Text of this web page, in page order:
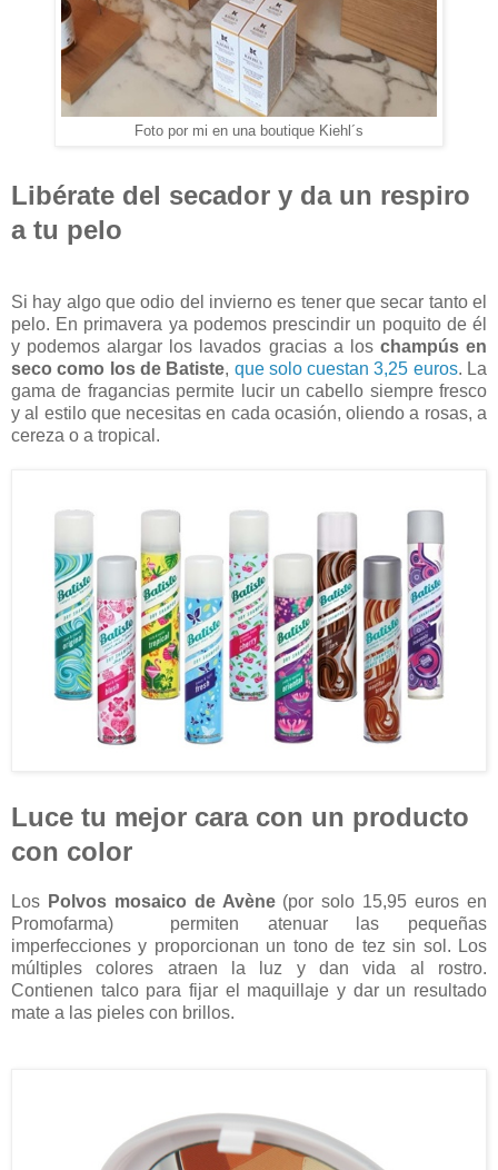
Foto por mi en una boutique Kiehl´s
Libérate del secador y da un respiro
a tu pelo
Si hay algo que odio del invierno es tener que secar tanto el
pelo. En primavera ya podemos prescindir un poquito de él
y podemos alargar los lavados gracias a los champús en
seco como los de Batiste, que solo cuestan 3,25 euros. La
gama de fragancias permite lucir un cabello siempre fresco
y al estilo que necesitas en cada ocasión, oliendo a rosas, a
cereza o a tropical.
Luce tu mejor cara con un producto
con color
Los Polvos mosaico de Avène(por solo 15,95 euros en
Promofarma) permiten atenuar las pequeñas
imperfecciones y proporcionan un tono de tez sin sol. Los
múltiples colores atraen la luz y dan vida al rostro.
Contienen talco para fijar el maquillaje y dar un resultado
mate a las pieles con brillos.